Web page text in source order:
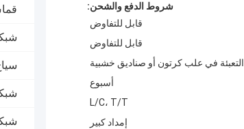
شروط الدفع والشحن:
قابل للتفاوض
قابل للتفاوض
التعبئة في علب كرتون أو صناديق خشبية
أسبوع
L/C، T/T
إمداد كبير